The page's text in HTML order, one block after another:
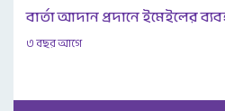
বার্তা আদান প্রদানে ইমেইলের
৩ বছর আগে